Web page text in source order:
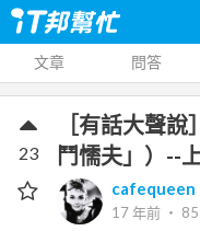
文章 問答
［有話大聲
鬥懦夫」）--
cafequeen
17 年前 ‧
23